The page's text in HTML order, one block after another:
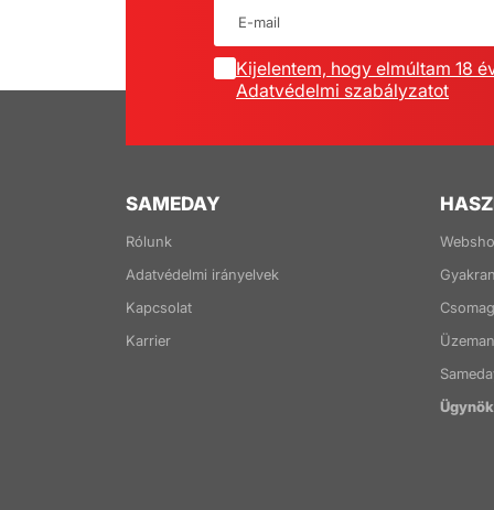
Kijelentem, hogy elmúltam 18
Adatvédelmi szabályzatot
SAMEDAY
Rólunk
Adatvédelmi irányelvek
Kapcsolat
Karrier